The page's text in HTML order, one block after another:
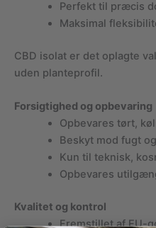
Perfekt til præcis
Maksimal
CBD isolat er det oplagte
uden planteprofil.
Forsigtighed og opbevaring
Opbevares tørt,
Beskyt mod fugt
Kun til teknisk,
Opbevares
Kvalitet og kontrol
Fremstillet af EU-